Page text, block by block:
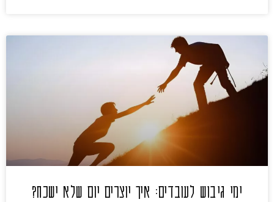
ימי גיבוש לעובדים: איך יוצרים יום שלא ישכח?